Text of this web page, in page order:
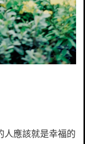
人應該就是幸福的